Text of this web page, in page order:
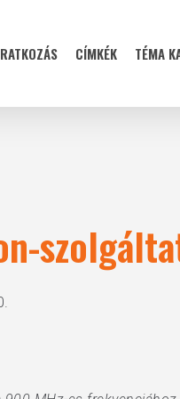
CÍMKÉK TÉMA